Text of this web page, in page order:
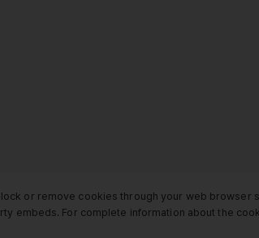
or remove cookies through your web browser
embeds. For complete information about the